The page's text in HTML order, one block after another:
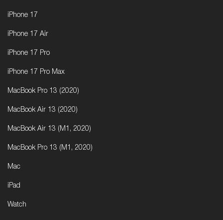
iPhone 17
iPhone 17 Air
iPhone 17 Pro
iPhone 17 Pro Max
MacBook Pro 13 (2020)
MacBook Air 13 (2020)
MacBook Air 13 (M1, 2020)
MacBook Pro 13 (M1, 2020)
Mac
iPad
Watch